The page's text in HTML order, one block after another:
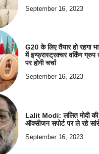
September 16, 2023
G20 के लिए तैयार हो रहगा
में इन्फ्रास्ट्रक्चर वर्किंग
पर होगी चर्चा
September 16, 2023
Lalit Modi: ललित मोदी की
ऑक्सीजन सपोर्ट पर ले रहे
September 16, 2023